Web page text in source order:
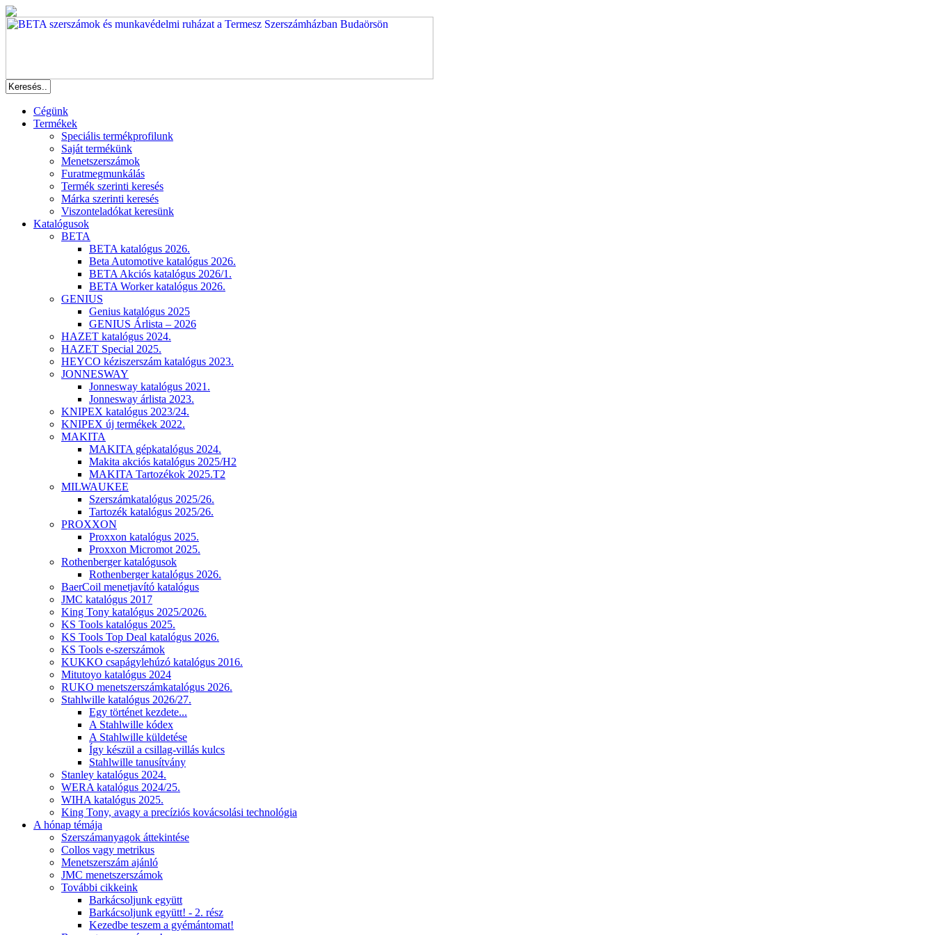
Cégünk
Termékek
Speciális termékprofilunk
Saját termékünk
Menetszerszámok
Furatmegmunkálás
Termék szerinti keresés
Márka szerinti keresés
Viszonteladókat keresünk
Katalógusok
BETA
BETA katalógus 2026.
Beta Automotive katalógus 2026.
BETA Akciós katalógus 2026/1.
BETA Worker katalógus 2026.
GENIUS
Genius katalógus 2025
GENIUS Árlista – 2026
HAZET katalógus 2024.
HAZET Special 2025.
HEYCO kéziszerszám katalógus 2023.
JONNESWAY
Jonnesway katalógus 2021.
Jonnesway árlista 2023.
KNIPEX katalógus 2023/24.
KNIPEX új termékek 2022.
MAKITA
MAKITA gépkatalógus 2024.
Makita akciós katalógus 2025/H2
MAKITA Tartozékok 2025.T2
MILWAUKEE
Szerszámkatalógus 2025/26.
Tartozék katalógus 2025/26.
PROXXON
Proxxon katalógus 2025.
Proxxon Micromot 2025.
Rothenberger katalógusok
Rothenberger katalógus 2026.
BaerCoil menetjavító katalógus
JMC katalógus 2017
King Tony katalógus 2025/2026.
KS Tools katalógus 2025.
KS Tools Top Deal katalógus 2026.
KS Tools e-szerszámok
KUKKO csapágylehúzó katalógus 2016.
Mitutoyo katalógus 2024
RUKO menetszerszámkatalógus 2026.
Stahlwille katalógus 2026/27.
Egy történet kezdete...
A Stahlwille kódex
A Stahlwille küldetése
Így készül a csillag-villás kulcs
Stahlwille tanusítvány
Stanley katalógus 2024.
WERA katalógus 2024/25.
WIHA katalógus 2025.
King Tony, avagy a precíziós kovácsolási technológia
A hónap témája
Szerszámanyagok áttekintése
Collos vagy metrikus
Menetszerszám ajánló
JMC menetszerszámok
További cikkeink
Barkácsoljunk együtt
Barkácsoljunk együtt! - 2. rész
Kezedbe teszem a gyémántomat!